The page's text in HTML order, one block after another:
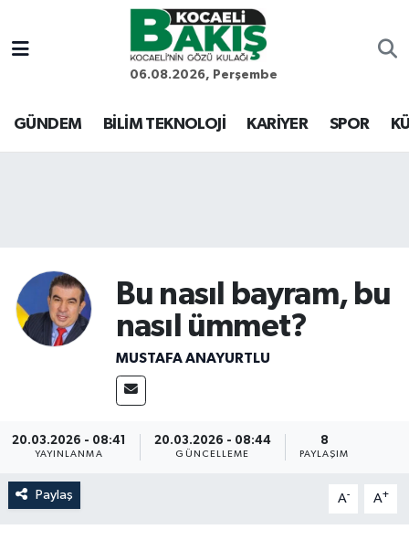
06.08.2026, Perşembe
GÜNDEM BİLİM TEKNOLOJİ KARİYER SPOR
Bu nasıl bayram, bu
nasıl ümmet?
MUSTAFA ANAYURTLU
20.03.2026 - 08:41
YAYINLANMA
20.03.2026 - 08:44
GÜNCELLEME
8
PAYLAŞIM
Paylaş A- A+
Kocaeli Nöbetçi Eczaneler
Kocaeli Hava Durumu
Son Dakika Haberleri
Haber Arşivi